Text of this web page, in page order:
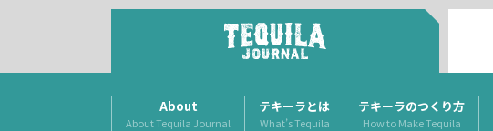
About
About Tequila Journal
テキーラとは
What’s Tequila
テキーラのつくり方
How to Make Tequila